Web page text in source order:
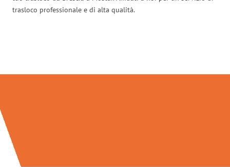
trasloco professionale e di alta qualità.